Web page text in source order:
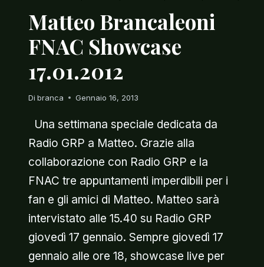
Matteo Brancaleoni
FNAC Showcase
17.01.2012
Di branca Gennaio 16, 2013
Una settimana speciale dedicata da
Radio GRP a Matteo. Grazie alla
collaborazione con Radio GRP e la
FNAC tre appuntamenti imperdibili per i
fan e gli amici di Matteo. Matteo sarà
intervistato alle 15.40 su Radio GRP
giovedì 17 gennaio. Sempre giovedì 17
gennaio alle ore 18, showcase live per